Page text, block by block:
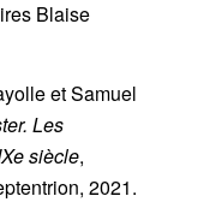
Blaise
et Samuel
Les
siècle,
2021.